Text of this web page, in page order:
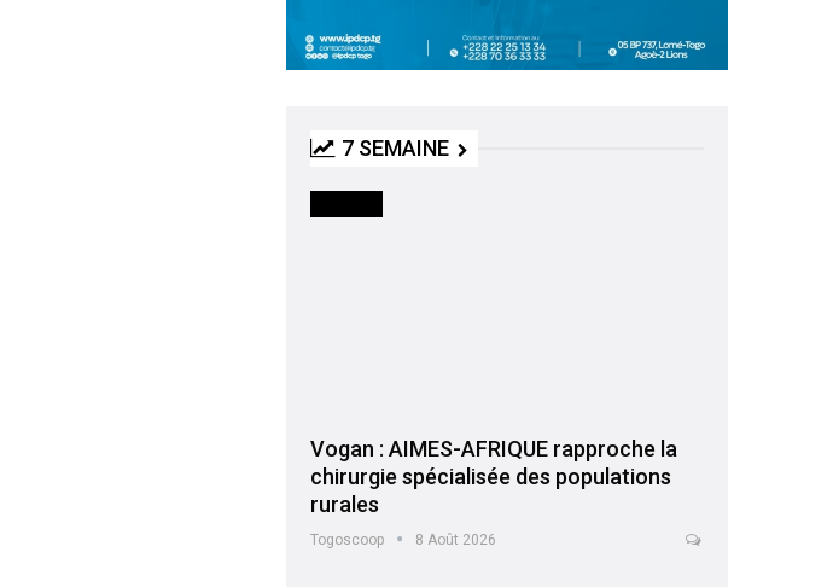
7 SEMAINE
Vogan : AIMES-AFRIQUE rapproche la
chirurgie spécialisée des populations
rurales
Togoscoop 8 Août 2026